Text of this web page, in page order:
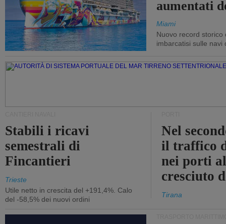
aumentati
Miami
Nuovo record storico
imbarcatisi sulle navi
Stabili i ricavi
semestrali di
Fincantieri
Trieste
Utile netto in crescita del +191,4%. Calo
del -58,5% dei nuovi ordini
Nel
il traffico
nei porti
cresciuto
Tirana